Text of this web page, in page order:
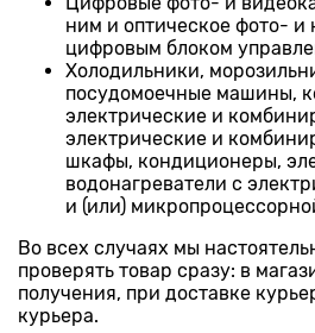
ним и оптическое фото- и
цифровым блоком
Холодильники,
посудомоечные машины,
электрические и
электрические и
шкафы, кондиционеры,
водонагреватели с
и (или)
Во всех случаях мы
проверять товар сразу: в
получения, при доставке
курьера.